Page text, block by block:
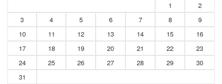
1
2
3
4 5 6 7 8
9
10
11 12 13 14 15
16
17
18 19 20 21 22
23
24
25 26 27 28 29
30
31